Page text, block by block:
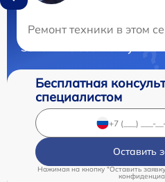
Ремонт техники в этом
Нужна
Закажите бесплатную
Бесплатная
специалистом
Оставить
Нажимая на кнопку "Оставить